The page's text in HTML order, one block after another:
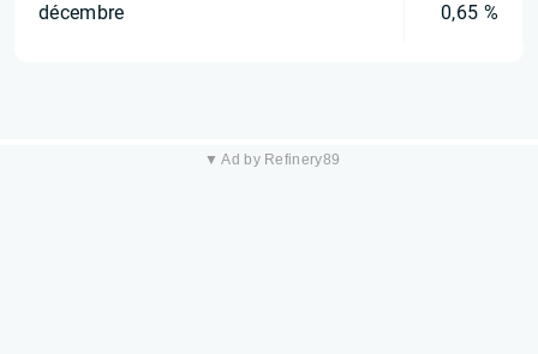
décembre 0,65 %
▼ Ad by Refinery89